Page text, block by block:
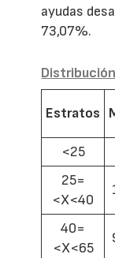
ayudas
73,07%.
Estratos
<25
25=
<X<40
40=
<X<65